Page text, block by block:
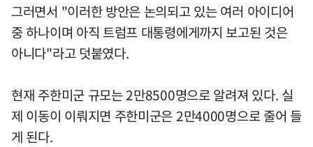
그러면서 "이러한 방안은 논의되고 있는 여러 아이디어
중 하나이며 아직 트럼프 대통령에게까지 보고된 것은
아니다"라고 덧붙였다.
현재 주한미군 규모는 2만8500명으로 알려져 있다. 실
제 이동이 이뤄지면 주한미군은 2만4000명으로 줄어 들
게 된다.